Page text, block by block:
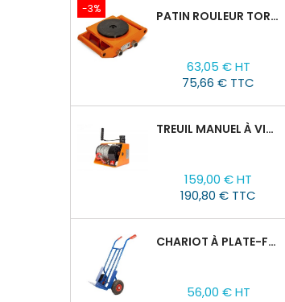
-3% PATIN ROULEUR TOR CRA-4 : 6T
base
63,05 € HT
75,66 € TTC
TREUIL MANUEL À VIS SANS FIN VS500, 0,5TX25M
159,00 € HT
190,80 € TTC
CHARIOT À PLATE-FORME TOR HT 300
56,00 € HT